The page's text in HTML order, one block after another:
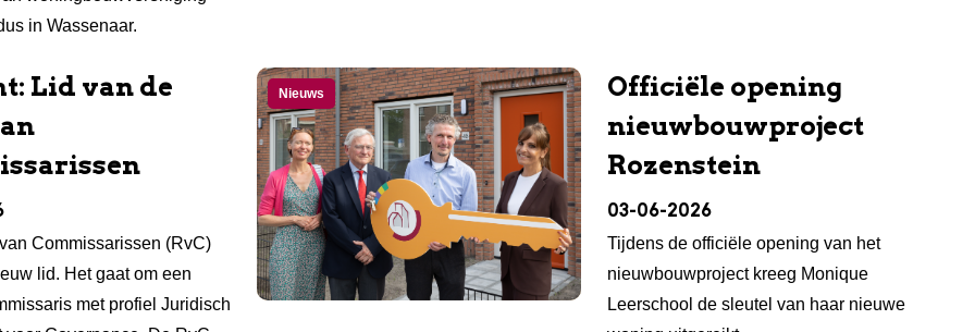
in Wassenaar.
Lid van de
Commissarissen (RvC)
lid. Het gaat om een
met profiel Juridisch
Nieuws
Officiële opening
nieuwbouwproject
Rozenstein
03-06-2026
Tijdens de officiële opening van het
nieuwbouwproject kreeg Monique
Leerschool de sleutel van haar nieuwe